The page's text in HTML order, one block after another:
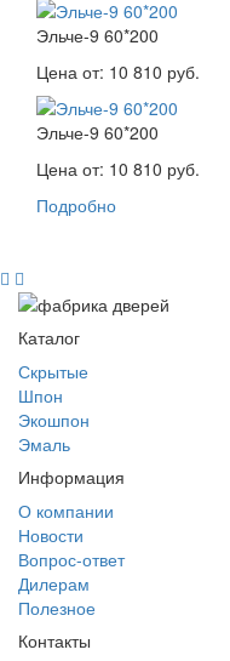
Эльче-9 60*200
Цена от: 10 810 руб.
Эльче-9 60*200
Цена от: 10 810 руб.
Подробно
Каталог
Скрытые
Шпон
Экошпон
Эмаль
Информация
О компании
Новости
Вопрос-ответ
Дилерам
Полезное
Контакты